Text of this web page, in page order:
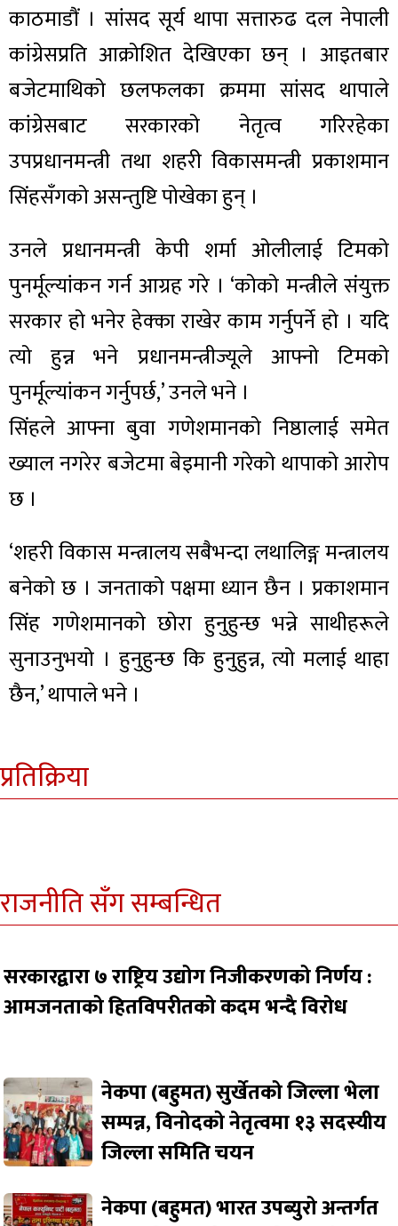
काठमाडौं । सांसद सूर्य थापा सत्तारुढ दल नेपाली
कांग्रेसप्रति आक्रोशित देखिएका छन् । आइतबार
बजेटमाथिको छलफलका क्रममा सांसद थापाले
कांग्रेसबाट सरकारको नेतृत्व गरिरहेका
उपप्रधानमन्त्री तथा शहरी विकासमन्त्री प्रकाशमान
सिंहसँगको असन्तुष्टि पोखेका हुन् ।
उनले प्रधानमन्त्री केपी शर्मा ओलीलाई टिमको
पुनर्मूल्यांकन गर्न आग्रह गरे । ‘कोको मन्त्रीले संयुक्त
सरकार हो भनेर हेक्का राखेर काम गर्नुपर्ने हो । यदि
त्यो हुन्न भने प्रधानमन्त्रीज्यूले आफ्नो टिमको
पुनर्मूल्यांकन गर्नुपर्छ,’ उनले भने ।
सिंहले आफ्ना बुवा गणेशमानको निष्ठालाई समेत
ख्याल नगरेर बजेटमा बेइमानी गरेको थापाको आरोप
छ ।
‘शहरी विकास मन्त्रालय सबैभन्दा लथालिङ्ग मन्त्रालय
बनेको छ । जनताको पक्षमा ध्यान छैन । प्रकाशमान
सिंह गणेशमानको छोरा हुनुहुन्छ भन्ने साथीहरूले
सुनाउनुभयो । हुनुहुन्छ कि हुनुहुन्न, त्यो मलाई थाहा
छैन,’ थापाले भने ।
प्रतिक्रिया
राजनीति सँग सम्बन्धित
सरकारद्वारा ७ राष्ट्रिय उद्योग निजीकरणको निर्णय :
आमजनताको हितविपरीतको कदम भन्दै विरोध
नेकपा (बहुमत) सुर्खेतको जिल्ला भेला
सम्पन्न, विनोदको नेतृत्वमा १३ सदस्यीय
जिल्ला समिति चयन
नेकपा (बहुमत) भारत उपब्युरो अन्तर्गत